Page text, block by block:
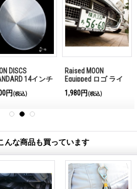
DISCS
14インチ
円 (税込)
Raised MOON
Equipped ロゴ ライ
レーム for JPN サイ
1,980円 (税込)
んな商品も買っています